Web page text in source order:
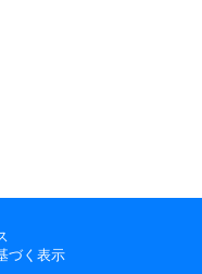
づく表示